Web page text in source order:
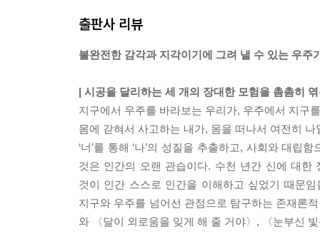
--- p.41
“완전 인간형 로봇이 금지된 이유를 기억하나요?
물이라도 되는 것처럼 완전 인간형 로봇 학대 금지
--- p.83
“내 예상대로라면 멀지 않은 시기에 지구 전체의
변칙을 정확히 소모할 수 있고. 필연적인 발생인
는 게 아니야. 번개를 유도하는 것과 번개를 만드
--- p.116
출판사 리뷰
불완전한 감각과 지각이기에 그려 낼 수 있는 우주
| 시공을 달리하는 세 개의 장대한 모험을 촘촘히
지구에서 우주를 바라보는 우리가, 우주에서 지구
몸에 갇혀서 사고하는 내가, 몸을 떠나서 여전히 나
‘너’를 통해 ‘나’의 성질을 추출하고, 사회와 대
것은 인간의 오랜 관습이다. 수천 년간 신에 대한
것이 인간 스스로 인간을 이해하고 싶었기 때문
지구와 우주를 넘어선 관점으로 탐구하는 존재론
와 〈달이 외로움을 잊게 해 줄 거야〉, 〈눈부신